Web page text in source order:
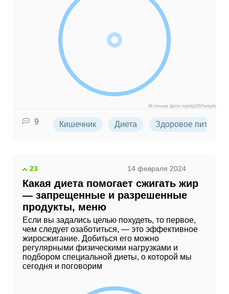
Источник фото topntp26/freepik
9 Кишечник Диета Здоровое питание
23 14 февраля 2024
Какая диета помогает сжигать жир
— запрещенные и разрешенные
продукты, меню
Если вы задались целью похудеть, то первое,
чем следует озаботиться, — это эффективное
жиросжигание. Добиться его можно
регулярными физическими нагрузками и
подбором специальной диеты, о которой мы
сегодня и поговорим